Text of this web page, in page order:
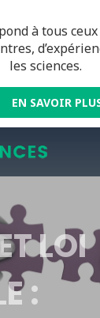
à tous
les sciences.
EN SAVOIR
LOI
: